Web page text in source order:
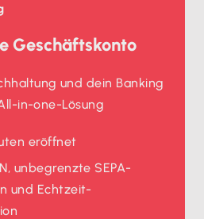
Geschäftskonto
und dein Banking
in-one-Lösung
eröffnet
unbegrenzte SEPA-
und Echtzeit-